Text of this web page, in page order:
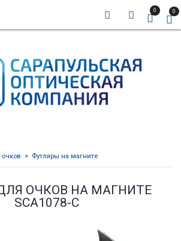
0 0
Футляры на магните
ОЧКОВ НА МАГНИТЕ
SCA1078-C